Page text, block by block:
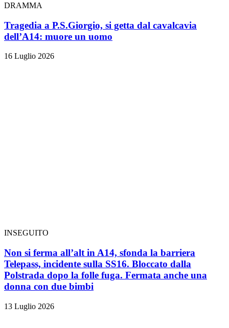
DRAMMA
Tragedia a P.S.Giorgio, si getta dal cavalcavia
dell’A14: muore un uomo
16 Luglio 2026
INSEGUITO
Non si ferma all’alt in A14, sfonda la barriera
Telepass, incidente sulla SS16. Bloccato dalla
Polstrada dopo la folle fuga. Fermata anche una
donna con due bimbi
13 Luglio 2026